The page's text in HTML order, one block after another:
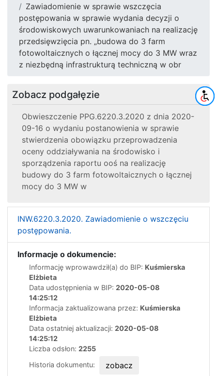
Zawiadomienie w sprawie wszczęcia
postępowania w sprawie wydania decyzji o
środowiskowych uwarunkowaniach na realizację
przedsięwzięcia pn. „budowa do 3 farm
fotowoltaicznych o łącznej mocy do 3 MW wraz
z niezbędną infrastrukturą techniczną w obr
Zobacz podgałęzie
Obwieszczenie PPG.6220.3.2020 z dnia 2020-
09-16 o wydaniu postanowienia w sprawie
stwierdzenia obowiązku przeprowadzenia
oceny oddziaływania na środowisko i
sporządzenia raportu ooś na realizację
budowy do 3 farm fotowoltaicznych o łącznej
mocy do 3 MW w
INW.6220.3.2020. Zawiadomienie o wszczęciu
postępowania.
Informacje o dokumencie:
Informację wprowawdził(a) do BIP: Kuśmierska
Elżbieta
Data udostępnienia w BIP: 2020-05-08
14:25:12
Informacja zaktualizowana przez: Kuśmierska
Elżbieta
Data ostatniej aktualizacji: 2020-05-08
14:25:12
Liczba odsłon: 2255
Historia dokumentu:
zobacz